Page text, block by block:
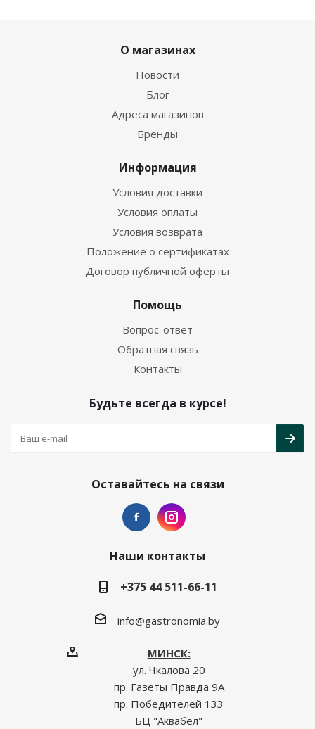
О магазинах
Новости
Блог
Адреса магазинов
Бренды
Информация
Условия доставки
Условия оплаты
Условия возврата
Положение о сертификатах
Договор публичной оферты
Помощь
Вопрос-ответ
Обратная связь
Контакты
Будьте всегда в курсе!
Оставайтесь на связи
Наши контакты
+375 44 511-66-11
info@gastronomia.by
МИНСК:
ул. Чкалова 20
пр. Газеты Правда 9А
пр. Победителей 133
БЦ "Аквабел"